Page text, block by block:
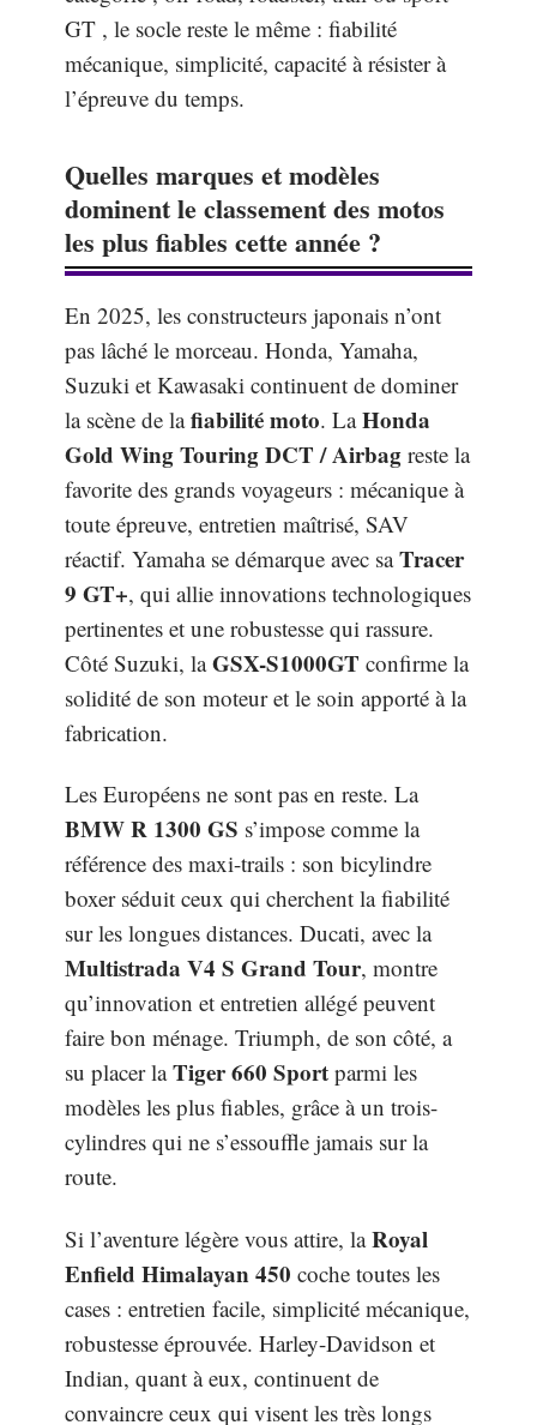
GT , le socle reste le même : fiabilité
mécanique, simplicité, capacité à résister à
l’épreuve du temps.
Quelles marques et modèles
dominent le classement des motos
les plus fiables cette année ?
En 2025, les constructeurs japonais n’ont
pas lâché le morceau. Honda, Yamaha,
Suzuki et Kawasaki continuent de dominer
la scène de lafiabilité moto. LaHonda
Gold Wing Touring DCT / Airbag reste la
favorite des grands voyageurs : mécanique à
toute épreuve, entretien maîtrisé, SAV
réactif. Yamaha se démarque avec saTracer
9 GT+, qui allie innovations technologiques
pertinentes et une robustesse qui rassure.
Côté Suzuki, laGSX-S1000GT confirme la
solidité de son moteur et le soin apporté à la
fabrication.
Les Européens ne sont pas en reste. La
BMW R 1300 GS s’impose comme la
référence des maxi-trails : son bicylindre
boxer séduit ceux qui cherchent la fiabilité
sur les longues distances. Ducati, avec la
Multistrada V4 S Grand Tour, montre
qu’innovation et entretien allégé peuvent
faire bon ménage. Triumph, de son côté, a
su placer laTiger 660 Sport parmi les
modèles les plus fiables, grâce à un trois-
cylindres qui ne s’essouffle jamais sur la
route.
Si l’aventure légère vous attire, laRoyal
Enfield Himalayan 450 coche toutes les
cases : entretien facile, simplicité mécanique,
robustesse éprouvée. Harley-Davidson et
Indian, quant à eux, continuent de
convaincre ceux qui visent les très longs